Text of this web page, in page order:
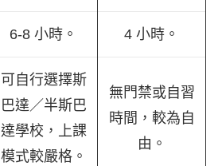
6-8 小時。 4 小時。
可自行選擇斯
巴達／半斯巴
達學校，上課
模式較嚴格。
無門禁或自習
時間，較為自
由。